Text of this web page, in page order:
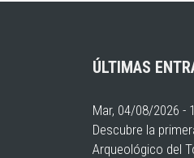
ÚLTIMAS
Mar, 04/08/2026 -
Descubre la
Arqueológico del